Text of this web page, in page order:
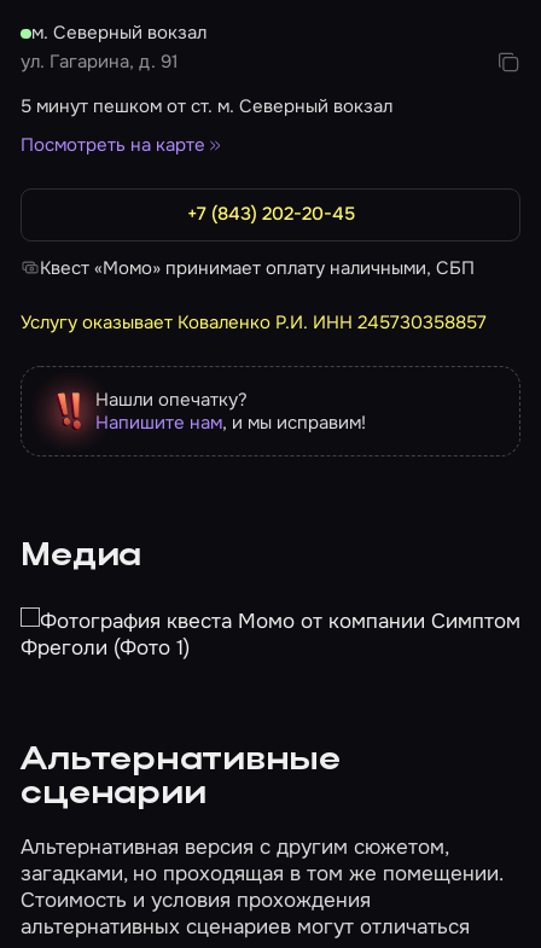
м. Северный вокзал
ул. Гагарина, д. 91
5 минут пешком от ст. м. Северный вокзал
Посмотреть на карте
+7 (843) 202-20-45
Квест «Момо» принимает оплату наличными, СБП
Услугу оказывает Коваленко Р.И. ИНН 245730358857
Нашли опечатку?
Напишите нам, и мы исправим!
Медиа
Альтернативные
сценарии
Альтернативная версия с другим сюжетом,
загадками, но проходящая в том же помещении.
Стоимость и условия прохождения
альтернативных сценариев могут отличаться